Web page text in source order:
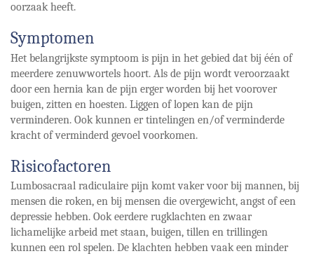
oorzaak heeft.
Symptomen
Het belangrijkste symptoom is pijn in het gebied dat bij één of
meerdere zenuwwortels hoort. Als de pijn wordt veroorzaakt
door een hernia kan de pijn erger worden bij het voorover
buigen, zitten en hoesten. Liggen of lopen kan de pijn
verminderen. Ook kunnen er tintelingen en/of verminderde
kracht of verminderd gevoel voorkomen.
Risicofactoren
Lumbosacraal radiculaire pijn komt vaker voor bij mannen, bij
mensen die roken, en bij mensen die overgewicht, angst of een
depressie hebben. Ook eerdere rugklachten en zwaar
lichamelijke arbeid met staan, buigen, tillen en trillingen
kunnen een rol spelen. De klachten hebben vaak een minder